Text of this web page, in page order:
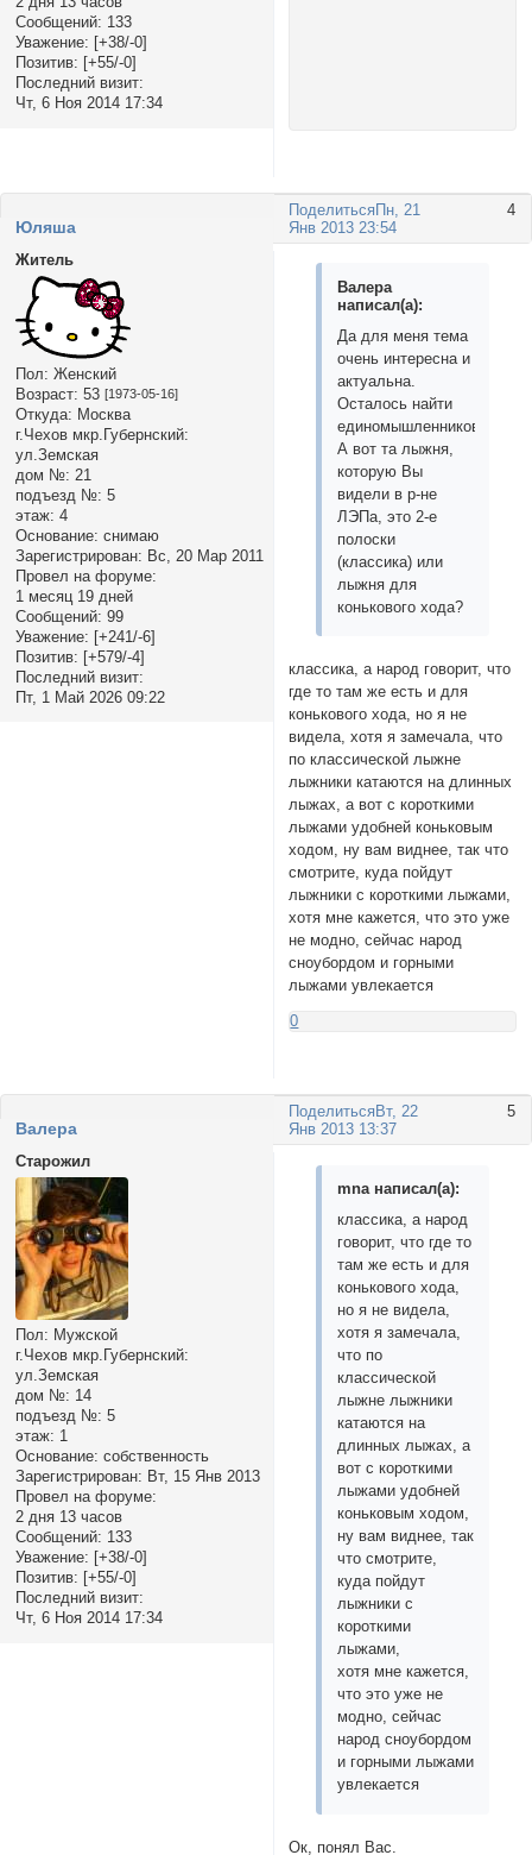
Сообщений: 133
Уважение: [+38/-0]
Позитив: [+55/-0]
Последний визит:
Чт, 6 Ноя 2014 17:34
Поделиться 4
Пн, 21
Янв 2013 23:54
Юляша
Житель
Пол: Женский
Возраст: 53 [1973-05-16]
Откуда: Москва
г.Чехов мкр.Губернский:
ул.Земская
дом №: 21
подъезд №: 5
этаж: 4
Основание: снимаю
Зарегистрирован: Вс, 20 Мар 2011
Провел на форуме:
1 месяц 19 дней
Сообщений: 99
Уважение: [+241/-6]
Позитив: [+579/-4]
Последний визит:
Пт, 1 Май 2026 09:22
Валера
написал(а):
Да для меня тема
очень интересна и
актуальна.
Осталось найти
единомышленников.
А вот та лыжня,
которую Вы
видели в р-не
ЛЭПа, это 2-е
полоски
(классика) или
лыжня для
конькового хода?
классика, а народ говорит, что
где то там же есть и для
конькового хода, но я не
видела, хотя я замечала, что
по классической лыжне
лыжники катаются на длинных
лыжах, а вот с короткими
лыжами удобней коньковым
ходом, ну вам виднее, так что
смотрите, куда пойдут
лыжники с короткими лыжами,
хотя мне кажется, что это уже
не модно, сейчас народ
сноубордом и горными
лыжами увлекается
0
Поделиться 5
Вт, 22
Янв 2013 13:37
Валера
Старожил
Пол: Мужской
г.Чехов мкр.Губернский:
ул.Земская
дом №: 14
подъезд №: 5
этаж: 1
Основание: собственность
Зарегистрирован: Вт, 15 Янв 2013
Провел на форуме:
2 дня 13 часов
Сообщений: 133
Уважение: [+38/-0]
Позитив: [+55/-0]
Последний визит:
Чт, 6 Ноя 2014 17:34
mnа написал(а):
классика, а народ
говорит, что где то
там же есть и для
конькового хода,
но я не видела,
хотя я замечала,
что по
классической
лыжне лыжники
катаются на
длинных лыжах, а
вот с короткими
лыжами удобней
коньковым ходом,
ну вам виднее, так
что смотрите,
куда пойдут
лыжники с
короткими
лыжами,
хотя мне кажется,
что это уже не
модно, сейчас
народ сноубордом
и горными лыжами
увлекается
Ок, понял Вас.